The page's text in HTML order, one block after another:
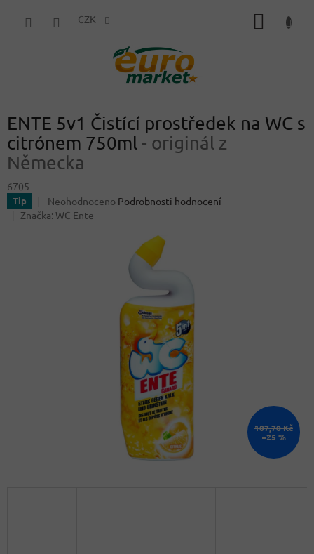
CZK
ENTE 5v1 Čistící prostředek na WC s
citrónem 750ml - originál z
Německa
6705
Tip
Průměrné
hodnocení
Neohodnoceno Podrobnosti hodnocení
Značka: WC Ente
107,70 Kč
–25 %